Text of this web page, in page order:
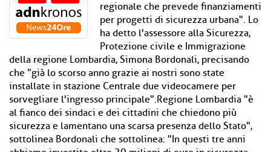
regionale che prevede finanziamenti
per progetti di sicurezza urbana". Lo
ha detto l'assessore alla Sicurezza,
Protezione civile e Immigrazione
della regione Lombardia, Simona Bordonali, precisando
che "già lo scorso anno grazie ai nostri sono state
installate in stazione Centrale due videocamere per
sorvegliare l'ingresso principale".Regione Lombardia "è
al fianco dei sindaci e dei cittadini che chiedono più
sicurezza e lamentano una scarsa presenza dello Stato",
sottolinea Bordonali che sottolinea: "In questi tre anni